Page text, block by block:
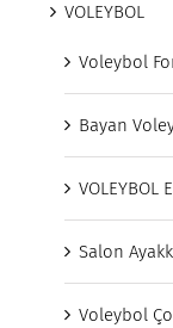
VOLEYBOL
Voleybol
Bayan
VOLEYBOL
Salon
Voleybol